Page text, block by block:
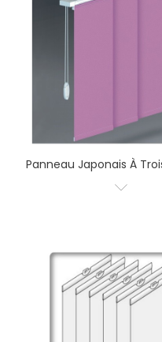
Panneau Japonais À